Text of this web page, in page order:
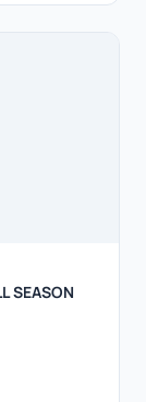
SEASON